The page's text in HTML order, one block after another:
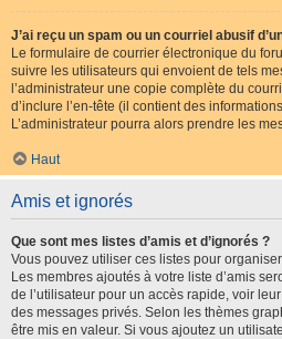
J’ai reçu un spam ou un courriel abusif
Le formulaire de courrier électronique du
suivre les utilisateurs qui envoient de tels
l’administrateur une copie complète du
d’inclure l’en-tête (il contient des
L’administrateur pourra alors prendre les
Haut
Amis et ignorés
Que sont mes listes d’amis et d’ignorés ?
Vous pouvez utiliser ces listes pour
Les membres ajoutés à votre liste d’amis
de l’utilisateur pour un accès rapide, voir
des messages privés. Selon les thèmes
être mis en valeur. Si vous ajoutez un